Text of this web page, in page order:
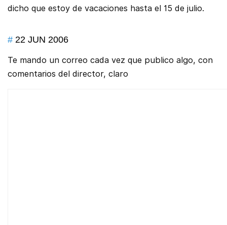
dicho que estoy de vacaciones hasta el 15 de julio.
# 22 JUN 2006
Te mando un correo cada vez que publico algo, con
comentarios del director, claro